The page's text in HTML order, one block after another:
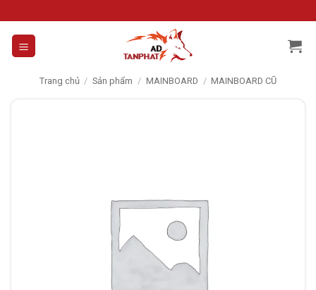
to
content
Trang chủ / Sản phẩm / MAINBOARD / MAINBOARD CŨ